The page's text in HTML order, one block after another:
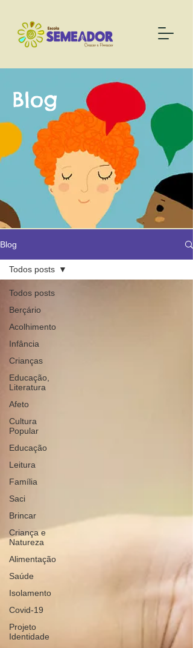
Blog
Blog
Todos posts
Berçário
Acolhimento
Infância
Crianças
Educação,
Literatura
Afeto
Cultura
Popular
Educação
Leitura
Família
Saci
Brincar
Criança e
Natureza
Alimentação
Saúde
Isolamento
Covid-19
Projeto
Identidade
Todos posts